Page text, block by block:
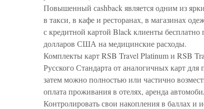
Повышенный сashback является одним из
в такси, в кафе и ресторанах, в магазинах
с кредитной картой Black клиенты
долларов США на медицинские расходы.
Комплекты карт RSB Travel Platinum и RSB
Русского Стандарта от аналогичных карт
затем можно полностью или частично
оплата проживания в отелях, аренда
Контролировать свои накопления в баллах и